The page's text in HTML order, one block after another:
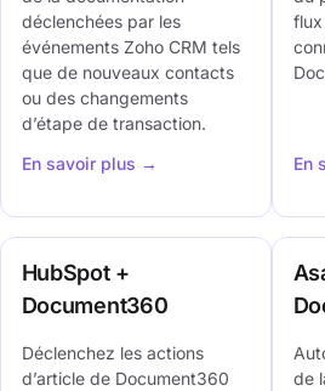
déclenchées par les
événements Zoho CRM tels
que de nouveaux contacts
ou des changements
d’étape de transaction.
En savoir plus →
En
HubSpot +
Document360
Déclenchez les actions
d’article de Document360
de